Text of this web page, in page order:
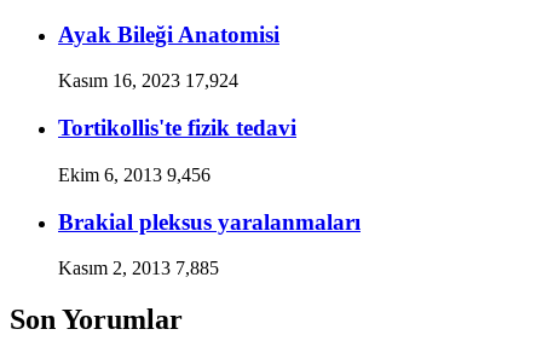
Ayak Bileği Anatomisi
Kasım 16, 2023 17,924
Tortikollis'te fizik tedavi
Ekim 6, 2013 9,456
Brakial pleksus yaralanmaları
Kasım 2, 2013 7,885
Son Yorumlar